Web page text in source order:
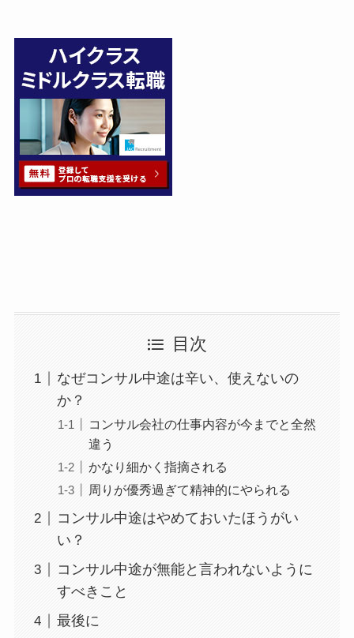
目次
なぜコンサル中途は辛い、使えないの
か？
コンサル会社の仕事内容が今までと全然
違う
かなり細かく指摘される
周りが優秀過ぎて精神的にやられる
コンサル中途はやめておいたほうがい
い？
コンサル中途が無能と言われないように
すべきこと
最後に